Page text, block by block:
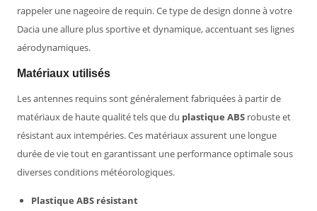
rappeler une nageoire de requin. Ce type de design donne à votre
Dacia une allure plus sportive et dynamique, accentuant ses lignes
aérodynamiques.
Matériaux utilisés
Les antennes requins sont généralement fabriquées à partir de
matériaux de haute qualité tels que du plastique ABS robuste et
résistant aux intempéries. Ces matériaux assurent une longue
durée de vie tout en garantissant une performance optimale sous
diverses conditions météorologiques.
Plastique ABS résistant